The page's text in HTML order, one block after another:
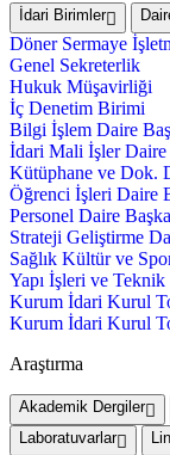
İdari Birimler
Döner Sermaye
Genel Sekreterlik
Hukuk Müşavirliği
İç Denetim Birimi
Bilgi İşlem Daire
İdari Mali İşler Daire
Kütüphane ve Dok.
Öğrenci İşleri Daire
Personel Daire
Strateji Geliştirme
Sağlık Kültür ve
Yapı İşleri ve Teknik
Kurum İdari Kurul
Kurum İdari Kurul
Araştırma
Akademik Dergiler
Laboratuvarlar